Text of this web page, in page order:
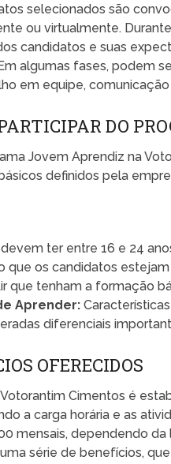
selecionados são
ou virtualmente.
candidatos e suas
Em algumas fases, podem
em equipe,
DO
Jovem Aprendiz na
definidos pela
ter entre 16 e 24
que os candidatos
que tenham a formação
Aprender:
diferenciais
OFERECIDOS
Cimentos é
a carga horária e as
mensais, dependendo
série de benefícios,